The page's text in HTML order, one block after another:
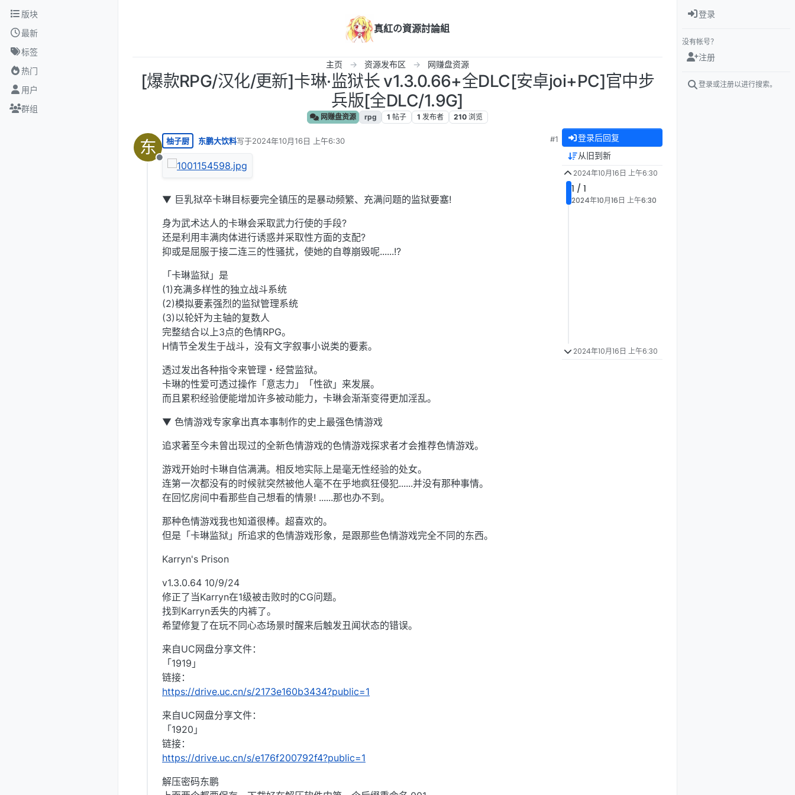
跳转至内容
版块
最新
标签
热门
用户
群组
真紅の資源討論組
主页 资源发布区 网赚盘资源
[爆款RPG/汉化/更新]卡琳·监狱长 v1.3.0.66+全DLC[安卓joi+PC]官中步
兵版[全DLC/1.9G]
网赚盘资源 rpg 1 帖子 1 发布者 210 浏览
东
离线
柚子厨 东鹏大饮料写于2024年10月16日 上午6:30
最后由 编辑
#1
▼ 巨乳狱卒卡琳目标要完全镇压的是暴动频繁、充满问题的监狱要塞!
身为武术达人的卡琳会采取武力行使的手段?
还是利用丰满肉体进行诱惑并采取性方面的支配?
抑或是屈服于接二连三的性骚扰，使她的自尊崩毁呢......!?
「卡琳监狱」是
(1)充满多样性的独立战斗系统
(2)模拟要素强烈的监狱管理系统
(3)以轮奸为主轴的复数人
完整结合以上3点的色情RPG。
H情节全发生于战斗，没有文字叙事小说类的要素。
透过发出各种指令来管理・经营监狱。
卡琳的性爱可透过操作「意志力」「性欲」来发展。
而且累积经验便能增加许多被动能力，卡琳会渐渐变得更加淫乱。
▼ 色情游戏专家拿出真本事制作的史上最强色情游戏
追求著至今未曾出现过的全新色情游戏的色情游戏探求者才会推荐色情游戏。
游戏开始时卡琳自信满满。相反地实际上是毫无性经验的处女。
连第一次都没有的时候就突然被他人毫不在乎地疯狂侵犯......并没有那种事情。
在回忆房间中看那些自己想看的情景! ......那也办不到。
那种色情游戏我也知道很棒。超喜欢的。
但是「卡琳监狱」所追求的色情游戏形象，是跟那些色情游戏完全不同的东西。
Karryn's Prison
v1.3.0.64 10/9/24
修正了当Karryn在1级被击败时的CG问题。
找到Karryn丢失的内裤了。
希望修复了在玩不同心态场景时醒来后触发丑闻状态的错误。
来自UC网盘分享文件：
「1919」
链接：
https://drive.uc.cn/s/2173e160b3434?public=1
来自UC网盘分享文件：
「1920」
链接：
https://drive.uc.cn/s/e176f200792f4?public=1
解压密码东鹏
登录后回复
从旧到新
2024年10月16日 上午6:30
1 / 1
2024年10月16日 上午6:30
2024年10月16日 上午6:30
登录
没有帐号？
注册
登录或注册以进行搜索。